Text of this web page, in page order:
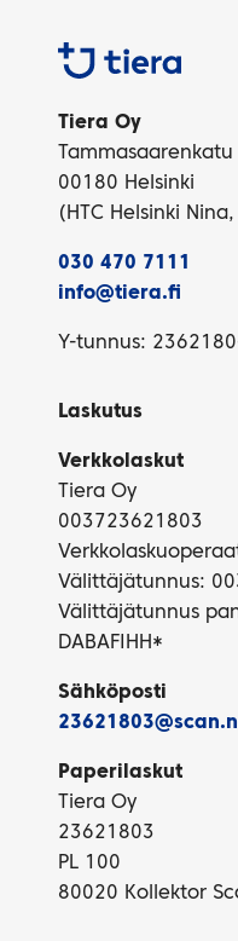
Tiera
Tiera Oy
Tammasaarenkatu
00180 Helsinki
(HTC Helsinki
030 470 7111
info@tiera.fi
Y-tunnus:
Laskutus
Verkkolaskut
Tiera Oy
003723621803
Välittäjätunnus:
Välittäjätunnus
DABAFIHH*
Sähköposti
Paperilaskut
Tiera Oy
23621803
PL 100
80020 Kollektor